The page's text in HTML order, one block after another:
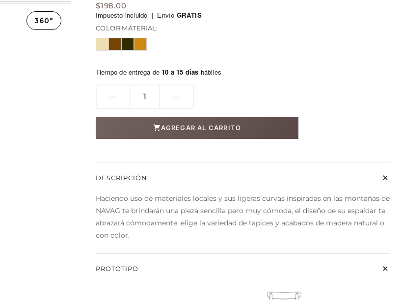
360°
$198.00
COLOR MATERIAL:
Impuesto incluido | Envío GRATIS
Tiempo de entrega de10 a 15 días hábiles
cantidad
AGREGAR AL CARRITO
DESCRIPCIÓN
Haciendo uso de materiales locales y sus ligeras curvas inspiradas en las montañas de
NAVAG te brindarán una pieza sencilla pero muy cómoda, el diseño de su espaldar te
abrazará cómodamente. elige la variedad de tapices y acabados de madera natural o
con color.
PROTOTIPO